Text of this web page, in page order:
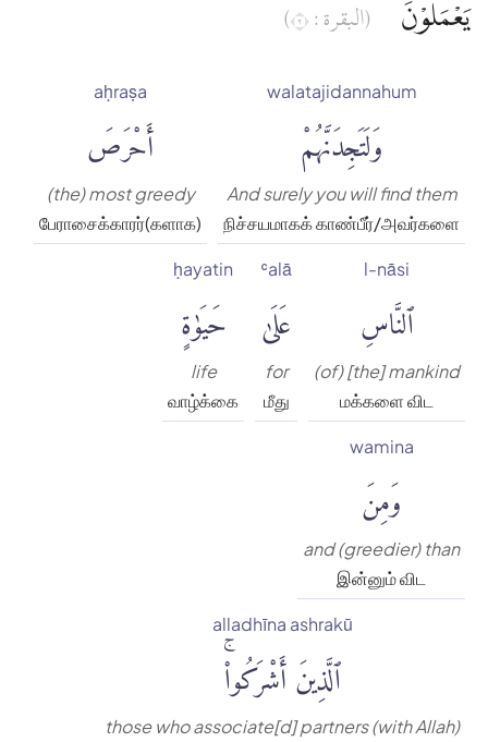
يَعْمَلُوْنَ ࣖ
(البقرة : ٢)
walatajidannahum
وَلَتَجِدَنَّهُمْ
And surely you will find them
நிச்சயமாகக் காண்பீர்/அவர்களை
aḥraṣa
أَحْرَصَ
(the) most greedy
பேராசைக்காரர்(களாக)
l-nāsi
ٱلنَّاسِ
(of) [the] mankind
மக்களை விட
ʿalā
عَلَىٰ
for
மீது
ḥayatin
حَيَوٰةٍ
life
வாழ்க்கை
wamina
وَمِنَ
and (greedier) than
இன்னும் விட
alladhīna ashrakū
ٱلَّذِينَ أَشْرَكُوا۟ۚ
those who associate[d] partners (with Allah)